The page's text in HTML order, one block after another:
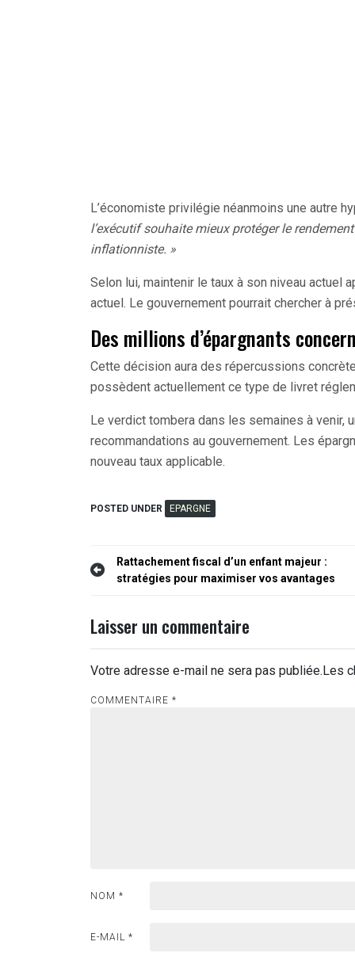
L’économiste privilégie néanmoins une autre
l’exécutif souhaite mieux protéger le
inflationniste. »
Selon lui, maintenir le taux à son niveau actuel
actuel. Le gouvernement pourrait chercher à
Des millions d’épargnants
Cette décision aura des répercussions
possèdent actuellement ce type de livret
Le verdict tombera dans les semaines à venir,
recommandations au gouvernement. Les
nouveau taux applicable.
POSTED UNDER EPARGNE
Navigation
l’article
Rattachement fiscal d’un enfant majeur :
stratégies pour maximiser vos avantages
Laisser un commentaire
Votre adresse e-mail ne sera pas publiée.Les
COMMENTAIRE *
NOM *
E-MAIL *